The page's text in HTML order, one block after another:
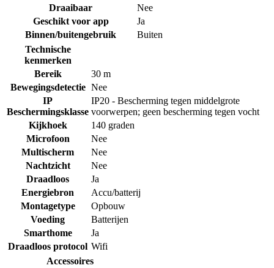
Draaibaar
Nee
Geschikt voor app
Ja
Binnen/buitengebruik
Buiten
Technische
kenmerken
Bereik
30 m
Bewegingsdetectie Nee
IP
Beschermingsklasse
IP20 - Bescherming tegen middelgrote
voorwerpen; geen bescherming tegen vocht
Kijkhoek
140 graden
Microfoon
Nee
Multischerm
Nee
Nachtzicht
Nee
Draadloos
Ja
Energiebron
Accu/batterij
Montagetype
Opbouw
Voeding
Batterijen
Smarthome
Ja
Draadloos protocol Wifi
Accessoires